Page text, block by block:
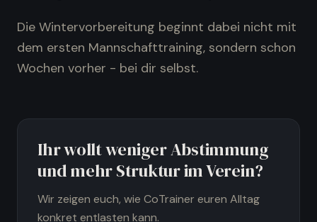
Die Wintervorbereitung beginnt dabei nicht mit
dem ersten Mannschafttraining, sondern schon
Wochen vorher - bei dir selbst.
Ihr wollt weniger Abstimmung
und mehr Struktur im Verein?
Wir zeigen euch, wie CoTrainer euren Alltag
konkret entlasten kann.